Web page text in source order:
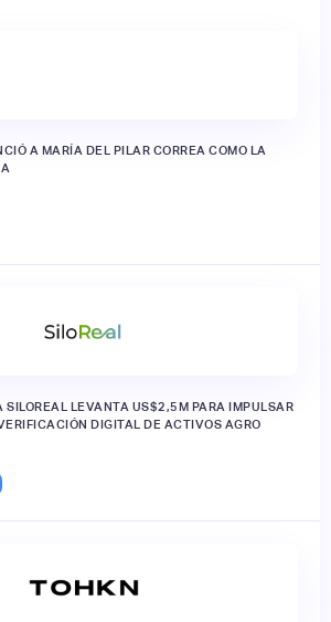
A MARÍA DEL PILAR CORREA COMO LA
SILOREAL LEVANTA US$2,5M PARA IMPULSAR
DIGITAL DE ACTIVOS AGRO